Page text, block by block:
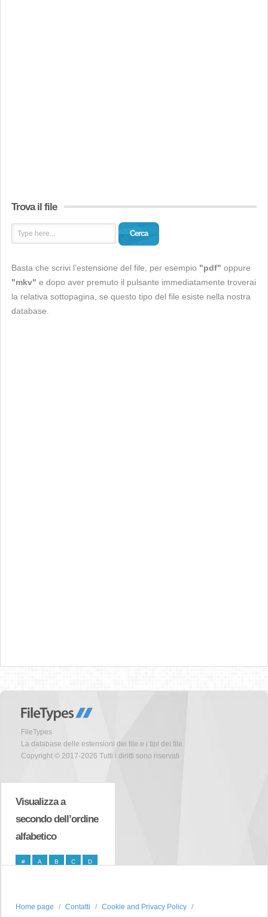
Trova il file
Cerca
Basta che scrivi l’estensione del file, per esempio "pdf" oppure
"mkv" e dopo aver premuto il pulsante immediatamente troverai
la relativa sottopagina, se questo tipo del file esiste nella nostra
database.
FileTypes
La database delle estensioni dei file e i tipi dei file
Copyright © 2017-2026 Tutti i diritti sono riservati
Visualizza a
secondo dell’ordine
alfabetico
# A B C D
Home page Contatti Cookie and Privacy Policy